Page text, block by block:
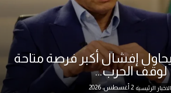
يحاول إفشال أكبر فرصة متاحة
لوقف الحرب...
الاخبار الرئيسية 2 أغسطس، 2026